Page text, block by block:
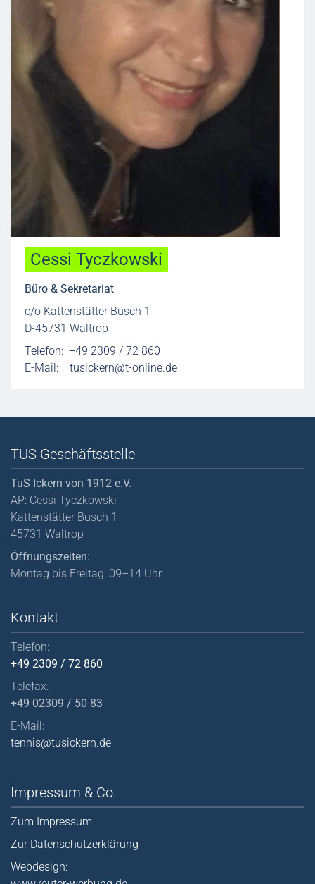
Cessi Tyczkowski
Büro & Sekretariat
c/o Kattenstätter Busch 1
D-45731 Waltrop
Telefon: +49 2309 / 72 860
E-Mail: tusickern@t-online.de
TUS Geschäftsstelle
TuS Ickern von 1912 e.V.
AP: Cessi Tyczkowski
Kattenstätter Busch 1
45731 Waltrop
Öffnungszeiten:
Montag bis Freitag: 09–14 Uhr
Kontakt
Telefon:
+49 2309 / 72 860
Telefax:
+49 02309 / 50 83
E-Mail:
tennis@tusickern.de
Impressum & Co.
Zum Impressum
Zur Datenschutzerklärung
Webdesign: